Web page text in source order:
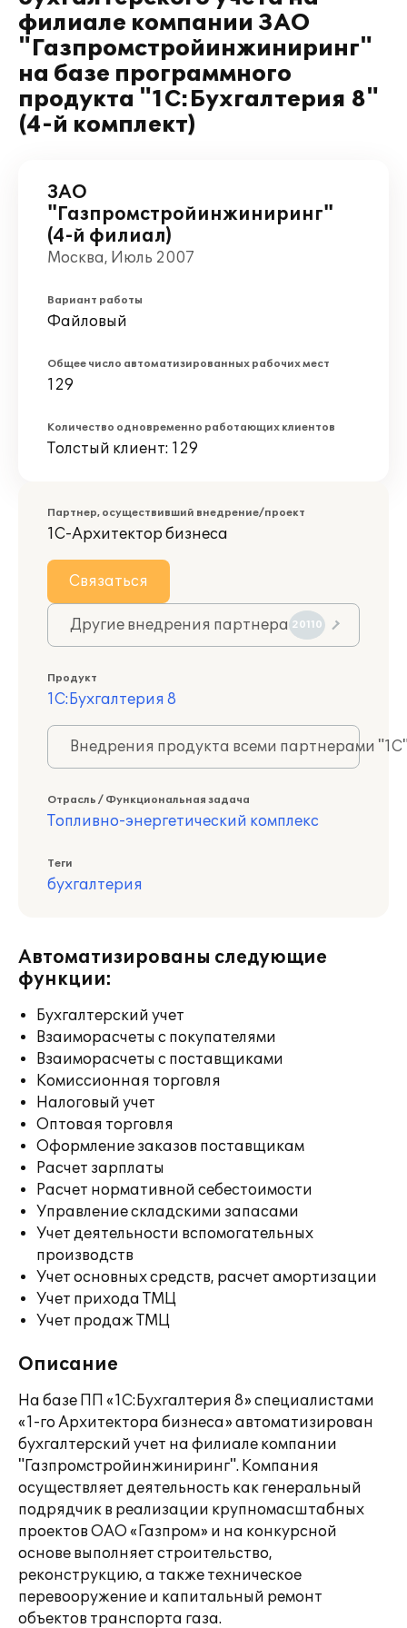
филиале компании ЗАО
"Газпромстройинжиниринг"
на базе программного
продукта "1С:Бухгалтерия 8"
(4-й комплект)
ЗАО
"Газпромстройинжиниринг"
(4-й филиал)
Москва, Июль 2007
Вариант работы
Файловый
Общее число автоматизированных рабочих мест
129
Количество одновременно работающих клиентов
Толстый клиент: 129
Партнер, осуществивший внедрение/проект
1С-Архитектор бизнеса
Связаться
Другие внедрения партнера 20110
Продукт
1С:Бухгалтерия 8
Внедрения продукта всеми партнерами
Отрасль / Функциональная задача
Топливно-энергетический комплекс
Теги
бухгалтерия
Автоматизированы следующие
функции:
Бухгалтерский учет
Взаиморасчеты с покупателями
Взаиморасчеты с поставщиками
Комиссионная торговля
Налоговый учет
Оптовая торговля
Оформление заказов поставщикам
Расчет зарплаты
Расчет нормативной себестоимости
Управление складскими запасами
Учет деятельности вспомогательных
производств
Учет основных средств, расчет амортизации
Учет прихода ТМЦ
Учет продаж ТМЦ
Описание
На базе ПП «1С:Бухгалтерия 8» специалистами
«1-го Архитектора бизнеса» автоматизирован
бухгалтерский учет на филиале компании
"Газпромстройинжиниринг". Компания
осуществляет деятельность как генеральный
подрядчик в реализации крупномасштабных
проектов ОАО «Газпром» и на конкурсной
основе выполняет строительство,
реконструкцию, а также техническое
перевооружение и капитальный ремонт
объектов транспорта газа.